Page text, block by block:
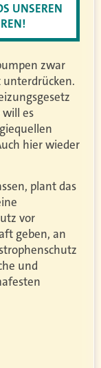
UNSEREN
zwar
unterdrücken.
es
hier wieder
plant das
vor
geben, an
und